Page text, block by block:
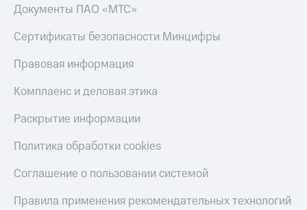
Документы ПАО «МТС»
Сертификаты безопасности Минцифры
Правовая информация
Комплаенс и деловая этика
Раскрытие информации
Политика обработки cookies
Соглашение о пользовании системой
Правила применения рекомендательных технологий